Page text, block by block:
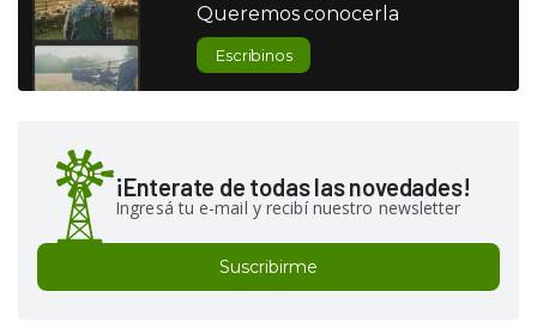
Queremos conocerla
Escribinos
¡Enterate de todas las novedades!
Ingresá tu e-mail y recibí nuestro newsletter
Suscribirme